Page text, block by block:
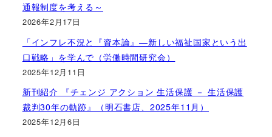
通報制度を考える～
2026年2月17日
「インフレ不況と『資本論』―新しい福祉国家という出
口戦略」を学んで（労働時間研究会）
2025年12月11日
新刊紹介 『チェンジ アクション 生活保護 － 生活保護
裁判30年の軌跡』（明石書店、2025年11月）
2025年12月6日